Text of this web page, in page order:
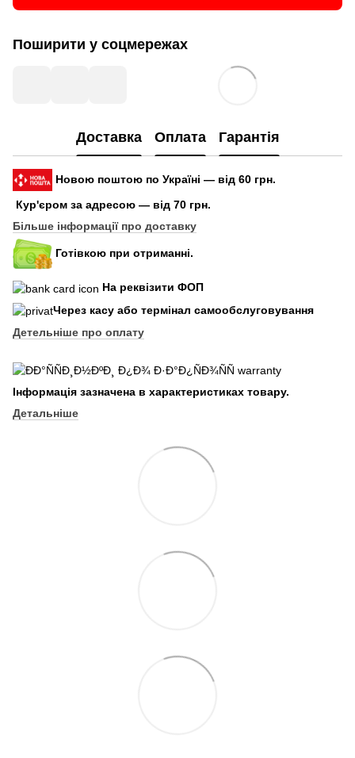
Поширити у соцмережах
Доставка Оплата Гарантія
Новою поштою по Україні — від 60 грн.
Кур'єром за адресою — від 70 грн.
Більше інформації про доставку
Готівкою при отриманні.
На реквізити ФОП
Через касу або термінал самообслуговування
Детельніше про оплату
Інформація зазначена в характеристиках товару.
Детальніше